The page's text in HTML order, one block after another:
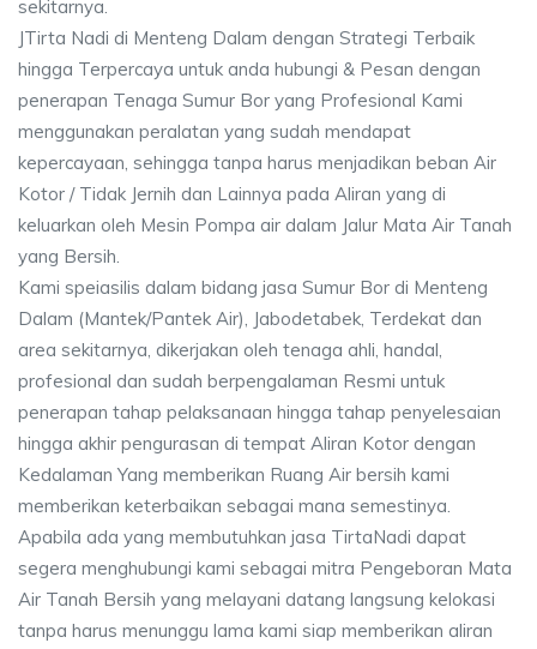
sekitarnya.
JTirta Nadi di Menteng Dalam dengan Strategi Terbaik
hingga Terpercaya untuk anda hubungi & Pesan dengan
penerapan Tenaga Sumur Bor yang Profesional Kami
menggunakan peralatan yang sudah mendapat
kepercayaan, sehingga tanpa harus menjadikan beban Air
Kotor / Tidak Jernih dan Lainnya pada Aliran yang di
keluarkan oleh Mesin Pompa air dalam Jalur Mata Air Tanah
yang Bersih.
Kami speiasilis dalam bidang jasa Sumur Bor di Menteng
Dalam (Mantek/Pantek Air), Jabodetabek, Terdekat dan
area sekitarnya, dikerjakan oleh tenaga ahli, handal,
profesional dan sudah berpengalaman Resmi untuk
penerapan tahap pelaksanaan hingga tahap penyelesaian
hingga akhir pengurasan di tempat Aliran Kotor dengan
Kedalaman Yang memberikan Ruang Air bersih kami
memberikan keterbaikan sebagai mana semestinya.
Apabila ada yang membutuhkan jasa TirtaNadi dapat
segera menghubungi kami sebagai mitra Pengeboran Mata
Air Tanah Bersih yang melayani datang langsung kelokasi
tanpa harus menunggu lama kami siap memberikan aliran